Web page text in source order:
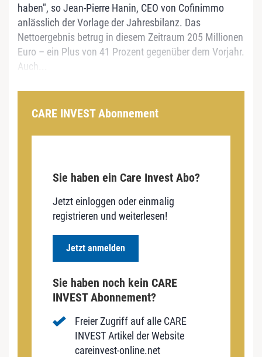
haben", so Jean-Pierre Hanin, CEO von Cofinimmo
anlässlich der Vorlage der Jahresbilanz. Das
Nettoergebnis betrug in diesem Zeitraum 205 Millionen
Euro – ein Plus von 41 Prozent gegenüber dem Vorjahr.
Auch...
CARE INVEST Abonnement
Sie haben ein Care Invest Abo?
Jetzt einloggen oder einmalig
registrieren und weiterlesen!
Jetzt anmelden
Sie haben noch kein CARE
INVEST Abonnement?
Freier Zugriff auf alle CARE
INVEST Artikel der Website
careinvest-online.net